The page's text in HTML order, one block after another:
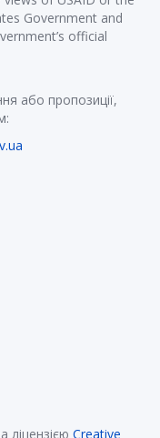
Government and
official
або пропозиції,
ліцензією Creative